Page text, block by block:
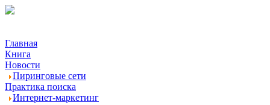
Главная
Книга
Новости
Пиринговые сети
Практика поиска
Интернет-маркетинг